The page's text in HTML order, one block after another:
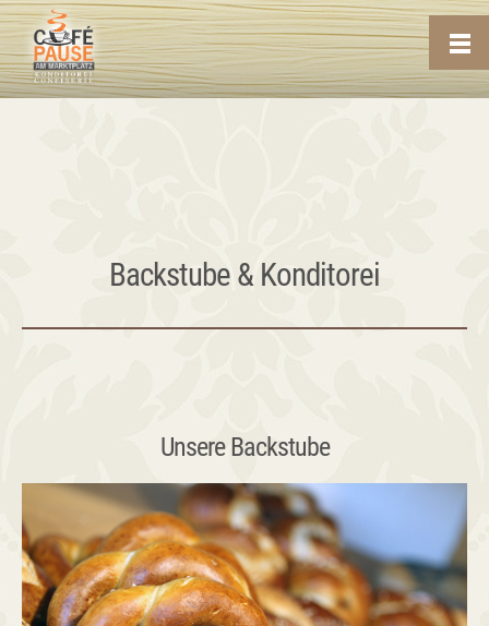
Backstube & Konditorei
Unsere Backstube